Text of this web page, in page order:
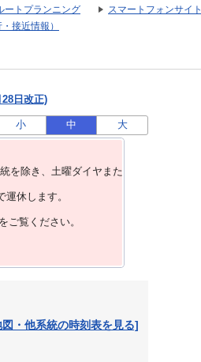
ートプランニング
スマートフォンサイト
接近情報）
28日改正)
小 中 大
を除き、⼟曜ダイヤまた
休します。
をご覧ください。
・他系統の時刻表を見る]